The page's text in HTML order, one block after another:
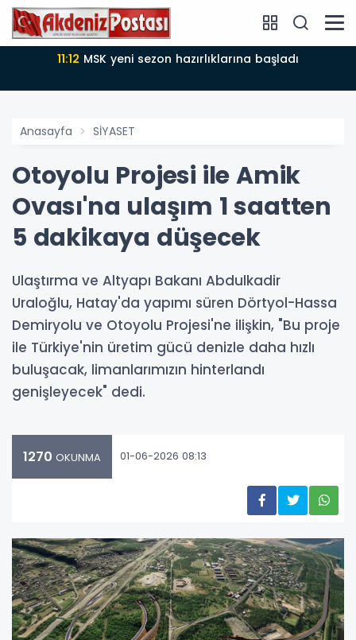
9 Ağustos 2026 Pazar Mersin’de nöbetçi noter
Anasayfa SİYASET
Otoyolu Projesi ile Amik
Ovası'na ulaşım 1 saatten
5 dakikaya düşecek
Ulaştırma ve Altyapı Bakanı Abdulkadir
Uraloğlu, Hatay'da yapımı süren Dörtyol-Hassa
Demiryolu ve Otoyolu Projesi'ne ilişkin, "Bu proje
ile Türkiye'nin üretim gücü denizle daha hızlı
buluşacak, limanlarımızın hinterlandı
genişleyecek" dedi.
1270 OKUNMA 01-06-2026 08:13